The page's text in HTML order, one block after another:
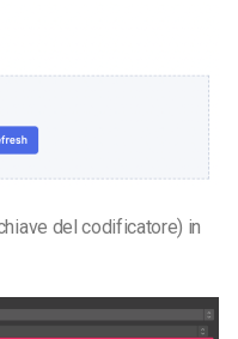
del codificatore) in